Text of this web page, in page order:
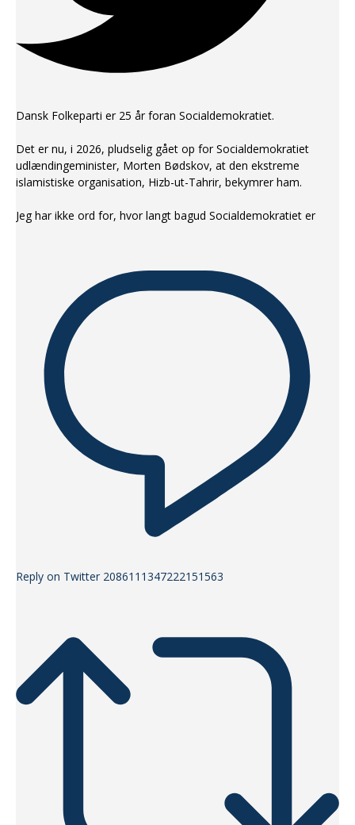
Dansk Folkeparti er 25 år foran Socialdemokratiet.
Det er nu, i 2026, pludselig gået op for Socialdemokratiet
udlændingeminister, Morten Bødskov, at den ekstreme
islamistiske organisation, Hizb-ut-Tahrir, bekymrer ham.
Jeg har ikke ord for, hvor langt bagud Socialdemokratiet er
Reply on Twitter 2086111347222151563